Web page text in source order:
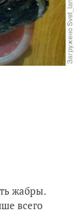
жабры.
всего